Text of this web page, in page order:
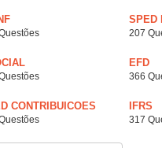
SPED
207
EFD
366
CONTRIBUICOES IFRS
317